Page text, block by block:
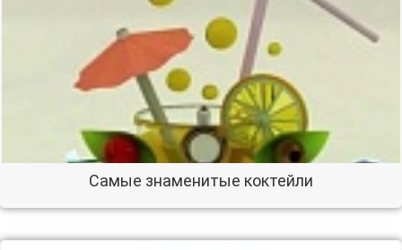
Самые знаменитые коктейли